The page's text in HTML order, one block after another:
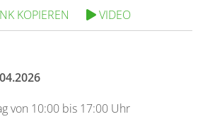
KOPIEREN VIDEO
von 10:00 bis 17:00 Uhr